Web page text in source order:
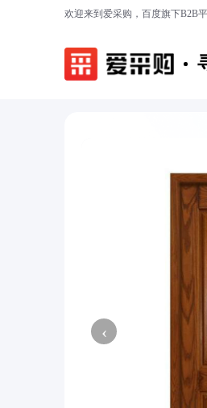
欢迎来到爱采购，百度旗下B2B
‹